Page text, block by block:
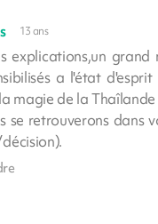
13 ans
explications,un
a l'état
magie de la
se retrouverons dans